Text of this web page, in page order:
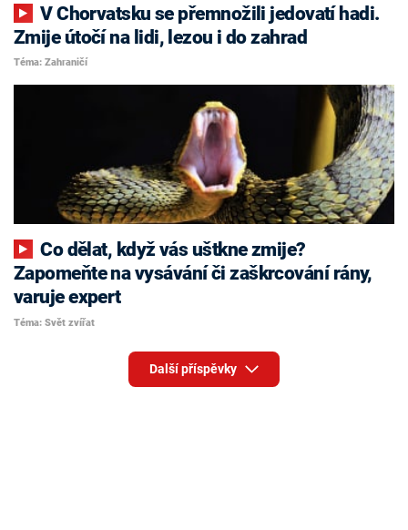
V Chorvatsku se přemnožili jedovatí hadi.
Zmije útočí na lidi, lezou i do zahrad
Téma: Zahraničí
Co dělat, když vás uštkne zmije?
Zapomeňte na vysávání či zaškrcování rány,
varuje expert
Téma: Svět zvířat
Další příspěvky